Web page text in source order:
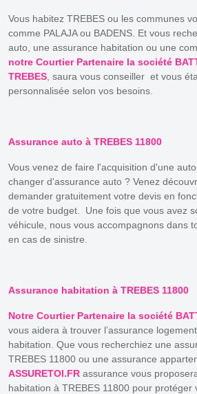
Vous habitez TREBES ou les communes
comme PALAJA ou BADENS. Et vous
auto, une assurance habitation ou une
notre Courtier Partenaire la société
TREBES , saura vous conseiller et vous
personnalisée selon vos besoins.
Assurance auto à TREBES 11800
Vous venez de faire l'acquisition d'une
changer d'assurance auto ? Venez
demander gratuitement votre devis en
de votre budget. Une fois que vous avez
véhicule, nous vous accompagnons dans
en cas de sinistre.
Assurance habitation à TREBES 11800
Notre Courtier Partenaire la société
vous aidera à trouver l’assurance
habitation. Que vous recherchiez une
TREBES 11800 ou une assurance
ASSURETOI.FR assurance vous
habitation à TREBES 11800 pour protéger